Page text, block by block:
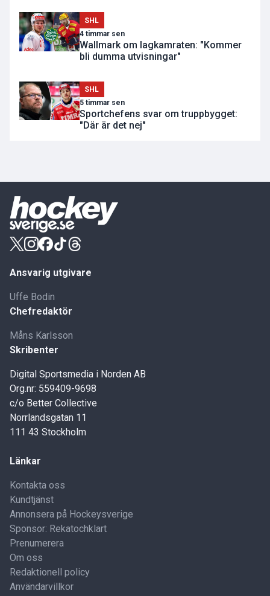
SHL
4 timmar sen
Wallmark om lagkamraten: "Kommer
bli dumma utvisningar"
SHL
5 timmar sen
Sportchefens svar om truppbygget:
"Där är det nej"
Ansvarig utgivare
Uffe Bodin
Chefredaktör
Måns Karlsson
Skribenter
Digital Sportsmedia i Norden AB
Org.nr: 559409-9698
c/o Better Collective
Norrlandsgatan 11
111 43 Stockholm
Länkar
Kontakta oss
Kundtjänst
Annonsera på Hockeysverige
Sponsor: Rekatochklart
Prenumerera
Om oss
Redaktionell policy
Användarvillkor